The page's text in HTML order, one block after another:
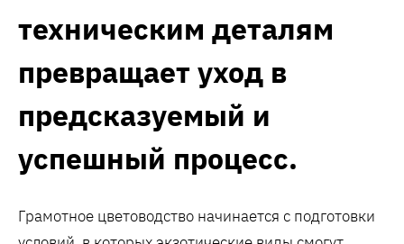
техническим деталям
превращает уход в
предсказуемый и
успешный процесс.
Грамотное цветоводство начинается с подготовки